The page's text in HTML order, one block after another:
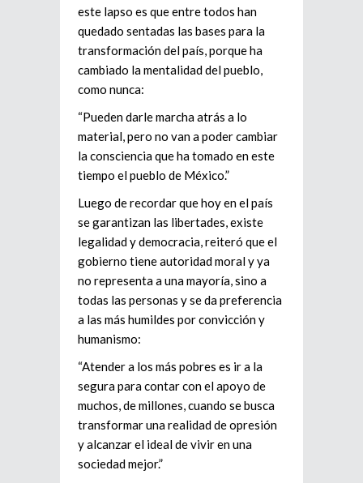
este lapso es que entre todos han
quedado sentadas las bases para la
transformación del país, porque ha
cambiado la mentalidad del pueblo,
como nunca:
“Pueden darle marcha atrás a lo
material, pero no van a poder cambiar
la consciencia que ha tomado en este
tiempo el pueblo de México.”
Luego de recordar que hoy en el país
se garantizan las libertades, existe
legalidad y democracia, reiteró que el
gobierno tiene autoridad moral y ya
no representa a una mayoría, sino a
todas las personas y se da preferencia
a las más humildes por convicción y
humanismo:
“Atender a los más pobres es ir a la
segura para contar con el apoyo de
muchos, de millones, cuando se busca
transformar una realidad de opresión
y alcanzar el ideal de vivir en una
sociedad mejor.”